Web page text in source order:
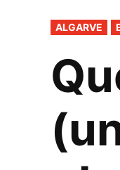
PUBLICADO
EN
ALGARVE